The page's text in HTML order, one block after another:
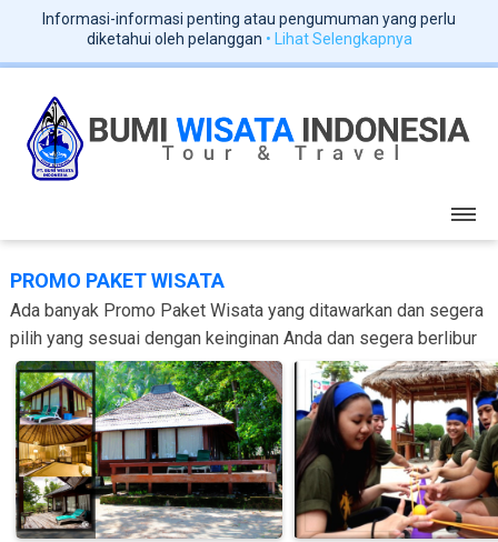
Informasi-informasi penting atau pengumuman yang perlu
diketahui oleh pelanggan • Lihat Selengkapnya
PROMO PAKET WISATA
Ada banyak Promo Paket Wisata yang ditawarkan dan segera
pilih yang sesuai dengan keinginan Anda dan segera berlibur